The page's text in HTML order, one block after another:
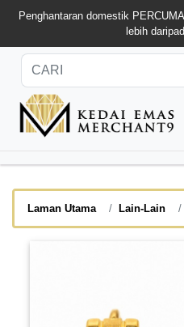
Penghantaran domestik
lebih
Laman Utama Lain-Lain